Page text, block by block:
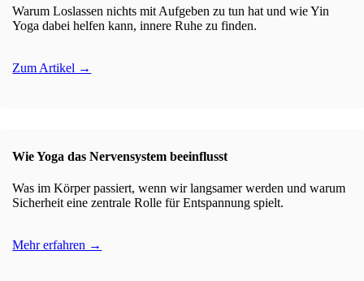
Warum Loslassen nichts mit Aufgeben zu tun hat und wie Yin
Yoga dabei helfen kann, innere Ruhe zu finden.
Zum Artikel →
Wie Yoga das Nervensystem beeinflusst
Was im Körper passiert, wenn wir langsamer werden und warum
Sicherheit eine zentrale Rolle für Entspannung spielt.
Mehr erfahren →